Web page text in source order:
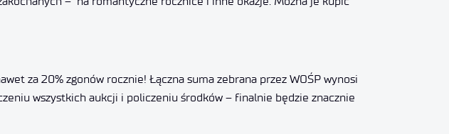
za 20% zgonów rocznie! Łączna suma zebrana przez WOŚP wynosi
wszystkich aukcji i policzeniu środków – finalnie będzie znacznie